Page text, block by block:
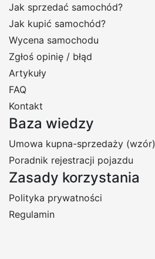
Jak sprzedać samochód?
Jak kupić samochód?
Wycena samochodu
Zgłoś opinię / błąd
Artykuły
FAQ
Kontakt
Baza wiedzy
Umowa kupna-sprzedaży (wzór)
Poradnik rejestracji pojazdu
Zasady korzystania
Polityka prywatności
Regulamin